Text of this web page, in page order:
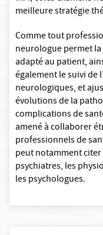
meilleure stratégie
Comme tout
neurologue permet
adapté au patient,
également le suivi de
neurologiques, et
évolutions de la
complications de
amené à collaborer
professionnels de
peut notamment
psychiatres, les
les psychologues.